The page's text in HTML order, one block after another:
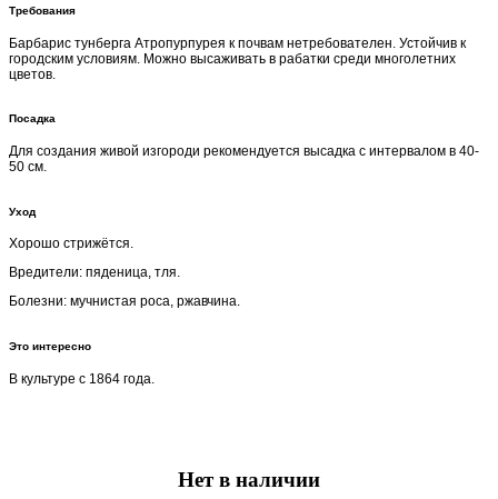
Требования
Барбарис тунберга Aтропурпурея к почвам нетребователен. Устойчив к
городским условиям. Можно высаживать в рабатки среди многолетних
цветов.
Посадка
Для создания живой изгороди рекомендуется высадка с интервалом в 40-
50 см.
Уход
Хорошо стрижётся.
Вредители: пяденица, тля.
Болезни: мучнистая роса, ржавчина.
Это интересно
В культуре с 1864 года.
Нет в наличии